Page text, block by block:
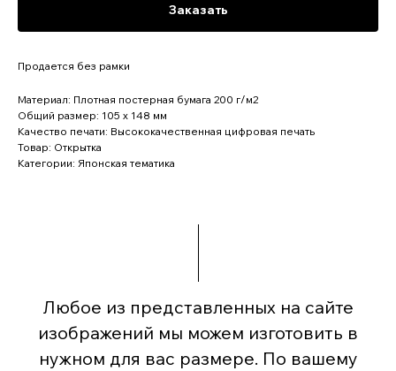
Заказать
Продается без рамки
Материал: Плотная постерная бумага 200 г/м2
Общий размер: 105 x 148 мм
Качество печати: Высококачественная цифровая печать
Товар: Открытка
Категории: Японская тематика
Любое из представленных на сайте
изображений мы можем изготовить в
нужном для вас размере. По вашему